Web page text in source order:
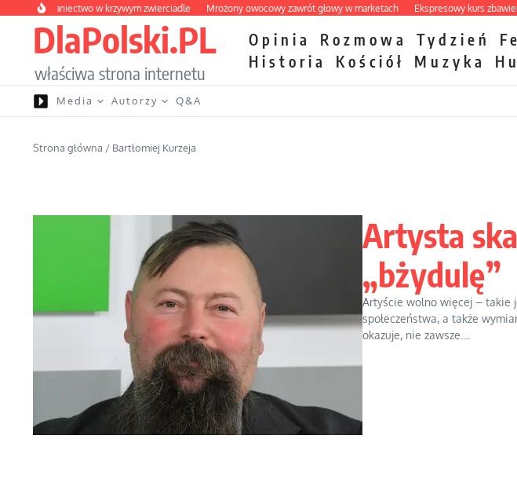
Przejdź do treści
wybraniectwo w krzywym zwierciadle Mrożony owocowy zawrót głowy w marketach Ekspresowy kurs zbawienia z
DlaPolski.PL
właściwa strona internetu
Opinia Rozmowa Tydzień
Historia
Kościół Muzyka
Media Autorzy Q&A
Strona główna / Bartłomiej Kurzeja
Artysta
„bżydulę”
Artyście wolno więcej – takie
społeczeństwa, a także
okazuje, nie zawsze....